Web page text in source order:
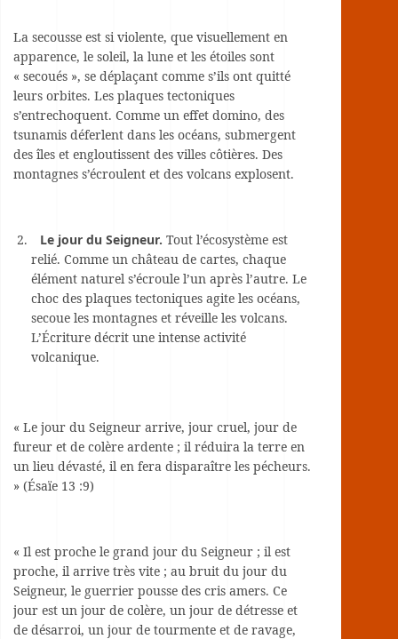
La secousse est si violente, que visuellement en
apparence, le soleil, la lune et les étoiles sont
« secoués », se déplaçant comme s’ils ont quitté
leurs orbites. Les plaques tectoniques
s’entrechoquent. Comme un effet domino, des
tsunamis déferlent dans les océans, submergent
des îles et engloutissent des villes côtières. Des
montagnes s’écroulent et des volcans explosent.
Le jour du Seigneur. Tout l’écosystème est
relié. Comme un château de cartes, chaque
élément naturel s’écroule l’un après l’autre. Le
choc des plaques tectoniques agite les océans,
secoue les montagnes et réveille les volcans.
L’Écriture décrit une intense activité
volcanique.
« Le jour du Seigneur arrive, jour cruel, jour de
fureur et de colère ardente ; il réduira la terre en
un lieu dévasté, il en fera disparaître les pécheurs.
» (Ésaïe 13 :9)
« Il est proche le grand jour du Seigneur ; il est
proche, il arrive très vite ; au bruit du jour du
Seigneur, le guerrier pousse des cris amers. Ce
jour est un jour de colère, un jour de détresse et
de désarroi, un jour de tourmente et de ravage,